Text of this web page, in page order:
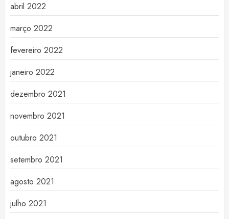
abril 2022
março 2022
fevereiro 2022
janeiro 2022
dezembro 2021
novembro 2021
outubro 2021
setembro 2021
agosto 2021
julho 2021